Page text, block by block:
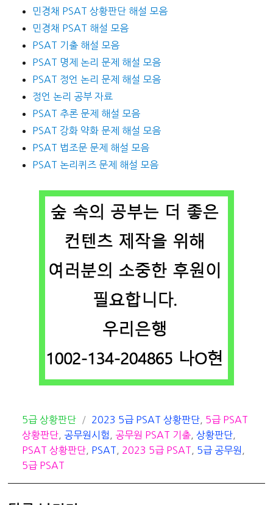
민경채 PSAT 상황판단 해설 모음
민경채 PSAT 해설 모음
PSAT 기출 해설 모음
PSAT 명제 논리 문제 해설 모음
PSAT 정언 논리 문제 해설 모음
정언 논리 공부 자료
PSAT 추론 문제 해설 모음
PSAT 강화 약화 문제 해설 모음
PSAT 법조문 문제 해설 모음
PSAT 논리퀴즈 문제 해설 모음
카
테
고
리
5급 상황판단
태
그
2023 5급 PSAT 상황판단, 5급 PSAT
상황판단
공무원시험 공무원 PSAT 기출 ,상황판단
PSAT 상황판단
PSAT 2023 5급 PSAT 5급 공무원
5급 PSAT